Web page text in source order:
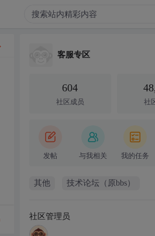
客服专区
604
社区成员 社
发帖 与我相关 我的任务
其他 技术论坛（原bbs）
社区管理员